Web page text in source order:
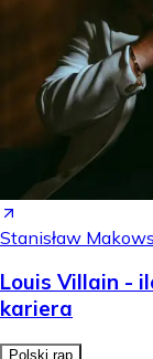
Stanisław
Louis Villain -
kariera
Polski rap